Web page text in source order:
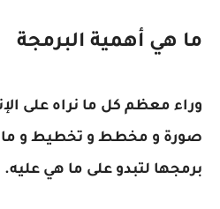
ما هي أهمية البرمجة
وراء معظم كل ما نراه على
صورة و مخطط و تخطيط و
برمجها لتبدو على ما هي عليه.